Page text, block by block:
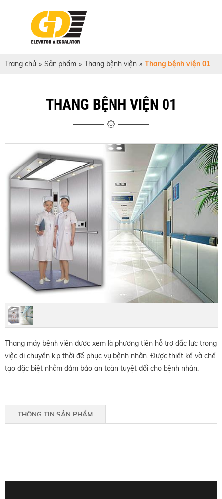
Trang chủ » Sản phẩm » Thang bệnh viện » Thang bệnh viện 01
THANG BỆNH VIỆN 01
Thang máy bệnh viện được xem là phương tiện hỗ trợ đắc lực trong
việc di chuyển kịp thời để phục vụ bệnh nhân. Được thiết kế và chế
tạo đặc biệt nhằm đảm bảo an toàn tuyệt đối cho bệnh nhân.
THÔNG TIN SẢN PHẨM